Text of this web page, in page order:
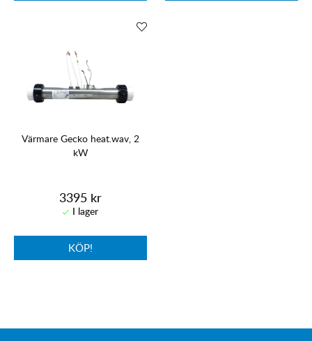
Värmare Gecko heat.wav, 2
kW
3395 kr
KÖP!